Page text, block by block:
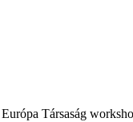
Társaság